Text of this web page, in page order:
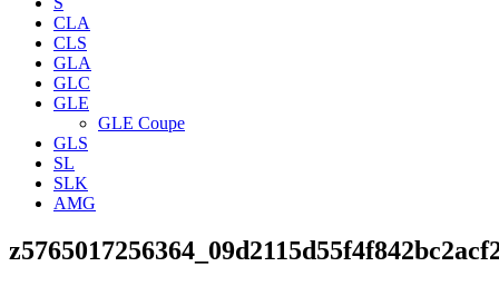
CLA
CLS
GLA
GLC
GLE
GLE Coupe
GLS
SL
SLK
AMG